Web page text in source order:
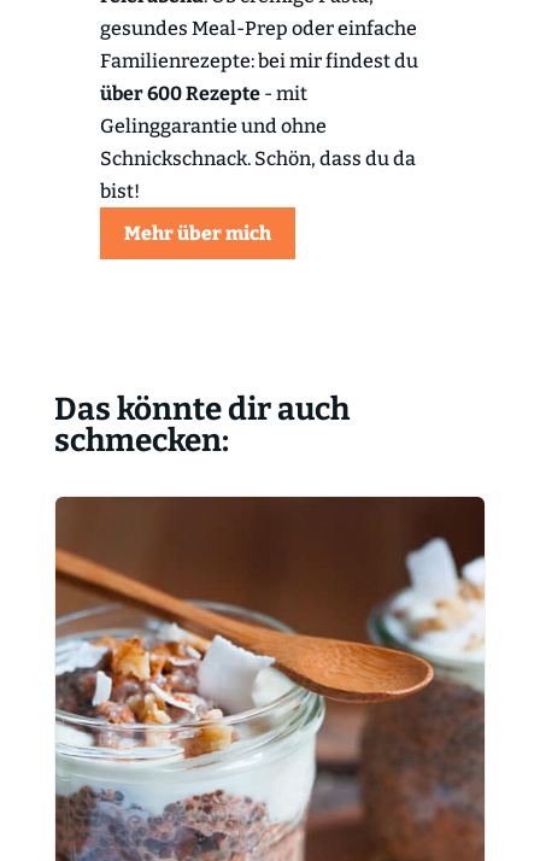
gesundes Meal-Prep oder einfache
Familienrezepte: bei mir findest du
über 600 Rezepte- mit
Gelinggarantie und ohne
Schnickschnack. Schön, dass du da
bist!
Mehr über mich
Das könnte dir auch
schmecken: